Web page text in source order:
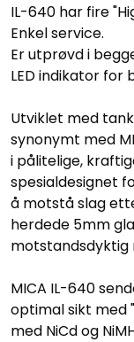
IL-640 har fire
Enkel service.
Er utprøvd i
LED indikator for
Utviklet med
synonymt med
i pålitelige,
spesialdesignet
å motstå slag
herdede 5mm
motstandsdyktig
MICA IL-640
optimal sikt med
med NiCd og